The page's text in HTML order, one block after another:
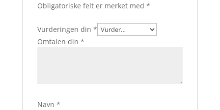
Obligatoriske felt er merket med *
Vurderingen din *
Omtalen din *
Navn *